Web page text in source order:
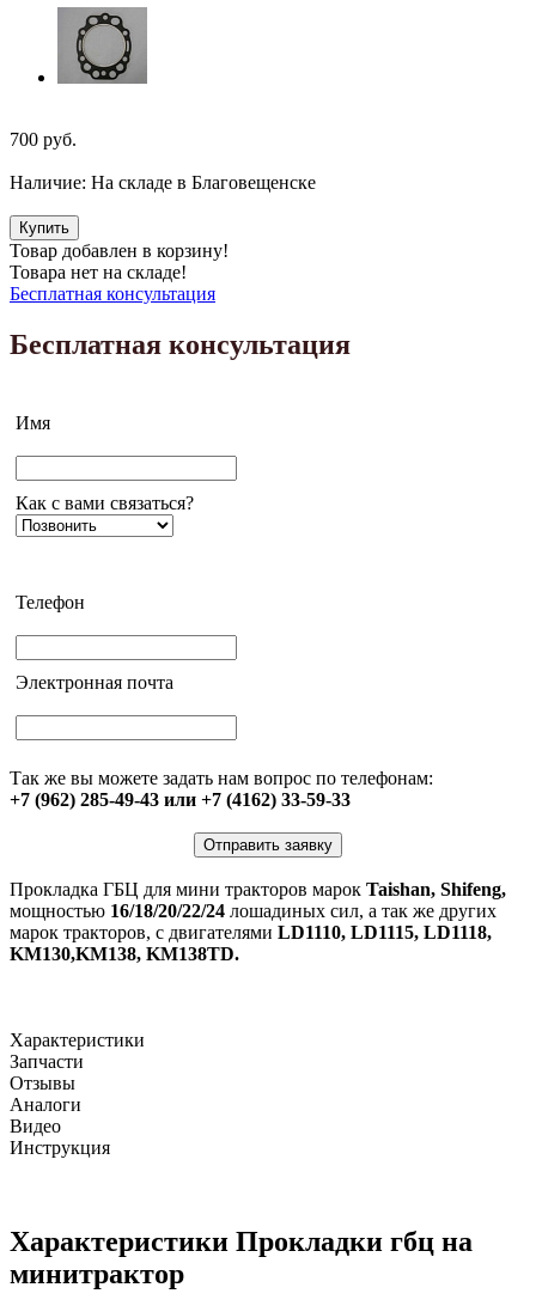
700 руб.
Наличие: На складе в Благовещенске
Купить
Товар добавлен в корзину!
Товара нет на складе!
Бесплатная консультация
Бесплатная консультация
Имя
Как с вами связаться?
Телефон
Электронная почта
Так же вы можете задать нам вопрос по телефонам:
+7 (962) 285-49-43 или +7 (4162) 33-59-33
Отправить заявку
Прокладка ГБЦ для мини тракторов марок Taishan, Shifeng,
мощностью 16/18/20/22/24 лошадиных сил, а так же других
марок тракторов, с двигателями LD1110, LD1115, LD1118,
KM130,KM138, KM138TD.
Характеристики
Запчасти
Отзывы
Аналоги
Видео
Инструкция
Характеристики Прокладки гбц на
минитрактор